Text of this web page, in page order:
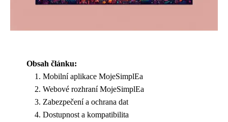
Obsah článku:
Mobilní aplikace MojeSimplEa
Webové rozhraní MojeSimplEa
Zabezpečení a ochrana dat
Dostupnost a kompatibilita